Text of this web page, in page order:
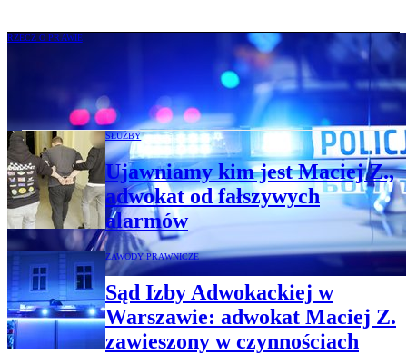
RZECZ O PRAWIE
Michał Długosz: Co grozi za fałszywe
zawiadomienie służb?
SŁUŻBY
Ujawniamy kim jest Maciej Z.,
adwokat od fałszywych
alarmów
ZAWODY PRAWNICZE
Sąd Izby Adwokackiej w
Warszawie: adwokat Maciej Z.
zawieszony w czynnościach